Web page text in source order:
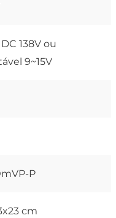
138V ou
9~15V
P
cm